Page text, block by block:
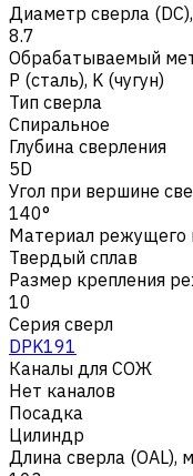
Диаметр сверла
8.7
Обрабатываемый
Р (сталь), K (чугун)
Тип сверла
Спиральное
Глубина сверления
5D
Угол при вершине
140°
Материал режущего
Твердый сплав
Размер крепления
10
Серия сверл
DPK191
Каналы для СОЖ
Нет каналов
Посадка
Цилиндр
Длина сверла (OAL),